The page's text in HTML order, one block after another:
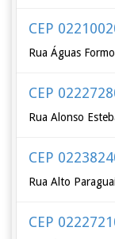
CEP
Rua Águas
CEP
Rua Alonso
CEP
Rua Alto
CEP